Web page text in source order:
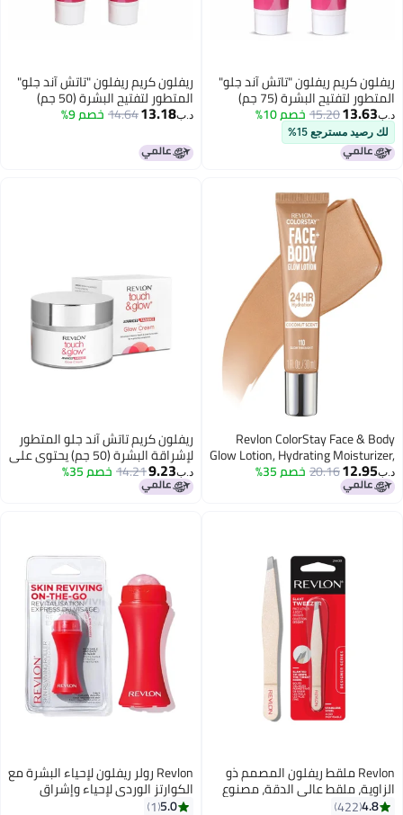
ريفلون كريم ريفلون "تاتش آند جلو"
المتطور لتفتيح البشرة (75 جم)
(عبوة من قطعتين)
د.ب‏13.63
15.20خصم 10%
لك رصيد مسترجع 15%
ريفلون كريم ريفلون "تاتش آند جلو"
المتطور لتفتيح البشرة (50 جم)
(عبوة من قطعتين)
د.ب‏13.18
14.64خصم 9%
Revlon ColorStay Face & Body
Glow Lotion, Hydrating Moisturizer,
24HR Hydration, Illuminating
Luminizing Shimmer, 110 Glow
د.ب‏12.95
20.16خصم 35%
ريفلون كريم تاتش آند جلو المتطور
لإشراقة البشرة (50 جم) يحتوي على
حمض الهيالورونيك وفيتامين E د.ب‏9.23
14.21خصم 35%
Revlon ملقط ريفلون المصمم ذو
الزاوية، ملقط عالي الدقة، مصنوع
من الفولاذ المقاوم للصدأ طويل
4.8
422
Revlon رولر ريفلون لإحياء البشرة مع
الكوارتز الوردي لإحياء وإشراق
الوجه طوال اليوم، مدمج وقابل
5.0
1